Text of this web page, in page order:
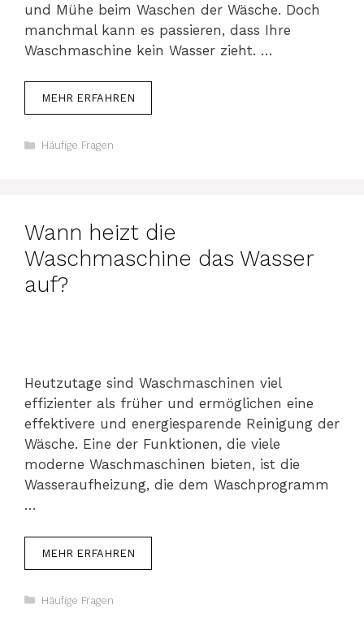
und Mühe beim Waschen der Wäsche. Doch
manchmal kann es passieren, dass Ihre
Waschmaschine kein Wasser zieht. …
MEHR ERFAHREN
Kategorien
Häufige Fragen
Wann heizt die
Waschmaschine das Wasser
auf?
Heutzutage sind Waschmaschinen viel
effizienter als früher und ermöglichen eine
effektivere und energiesparende Reinigung der
Wäsche. Eine der Funktionen, die viele
moderne Waschmaschinen bieten, ist die
Wasseraufheizung, die dem Waschprogramm
…
MEHR ERFAHREN
Kategorien
Häufige Fragen